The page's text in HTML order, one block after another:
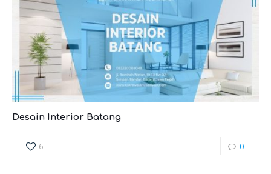
Desain Interior Batang
6 0